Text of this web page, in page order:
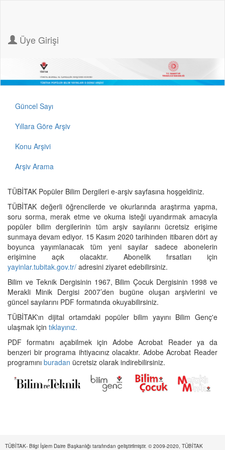
Üye Girişi
Güncel Sayı
Yıllara Göre Arşiv
Konu Arşivi
Arşiv Arama
TÜBİTAK Popüler Bilim Dergileri e-arşiv sayfasına hoşgeldiniz.
TÜBİTAK değerli öğrencilerde ve okurlarında araştırma yapma,
soru sorma, merak etme ve okuma isteği uyandırmak amacıyla
popüler bilim dergilerinin tüm arşiv sayılarını ücretsiz erişime
sunmaya devam ediyor. 15 Kasım 2020 tarihinden itibaren dört ay
boyunca yayımlanacak tüm yeni sayılar sadece abonelerin
erişimine açık olacaktır. Abonelik fırsatları için
yayinlar.tubitak.gov.tr/ adresini ziyaret edebilirsiniz.
Bilim ve Teknik Dergisinin 1967, Bilim Çocuk Dergisinin 1998 ve
Merakli Minik Dergisi 2007’den bugüne oluşan arşivlerini ve
güncel sayılarını PDF formatında okuyabilirsiniz.
TÜBİTAK'ın dijital ortamdaki popüler bilim yayını Bilim Genç'e
ulaşmak için tıklayınız.
PDF formatını açabilmek için Adobe Acrobat Reader ya da
benzeri bir programa ihtiyacınız olacaktır. Adobe Acrobat Reader
programını buradan ücretsiz olarak indirebilirsiniz.
TÜBİTAK- Bilgi İşlem Daire Başkanlığı tarafından geliştirilmiştir. © 2009-2020, TÜBİTAK